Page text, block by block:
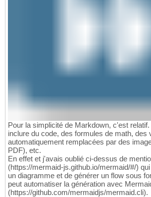
Pour la simplicité de Markdown, c'est
inclure du code, des formules de math, des
automatiquement remplacées par des
PDF), etc.
En effet et j'avais oublié ci-dessus de
(https://mermaid-js.github.io/mermaid/#/)
un diagramme et de générer un flow sous
peut automatiser la génération avec
(https://github.com/mermaidjs/mermaid.cli).